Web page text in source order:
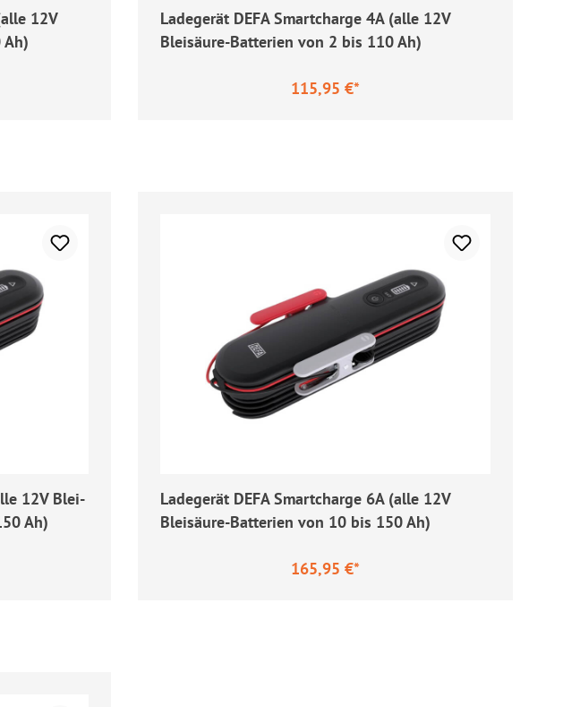
12V
Ladegerät DEFA Smartcharge 4A (alle 12V
Bleisäure-Batterien von 2 bis 110 Ah)
115,95 €*
12V Blei-
Ah)
Ladegerät DEFA Smartcharge 6A (alle 12V
Bleisäure-Batterien von 10 bis 150 Ah)
165,95 €*